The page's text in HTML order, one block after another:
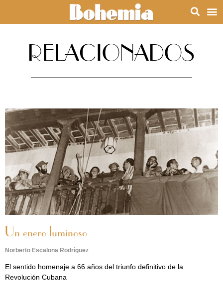
RELACIONADOS
Un enero luminoso
Norberto Escalona Rodríguez
El sentido homenaje a 66 años del triunfo definitivo de la
Revolución Cubana